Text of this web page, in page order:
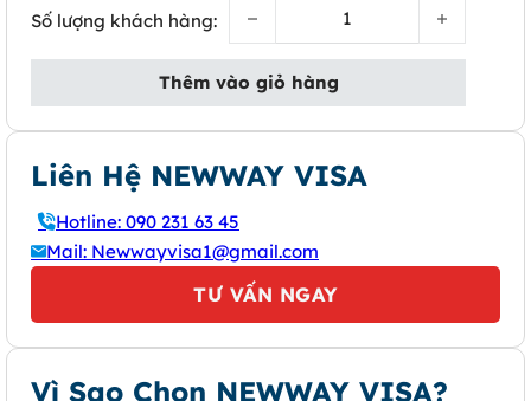
Số lượng khách hàng:
Visa Ai Cập du lịch số lượng
Thêm vào giỏ hàng
Liên Hệ NEWWAY VISA
Hotline: 090 231 63 45
Mail: Newwayvisa1@gmail.com
TƯ VẤN NGAY
Vì Sao Chọn NEWWAY VISA?